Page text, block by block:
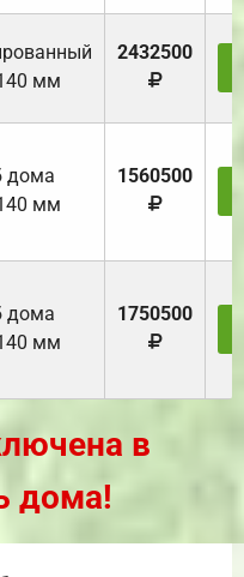
мм
2432500
дома
мм
1560500
дома
мм
1750500
в
дома!